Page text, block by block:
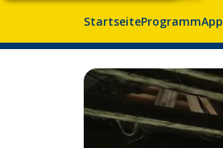
StartseiteProgrammApp